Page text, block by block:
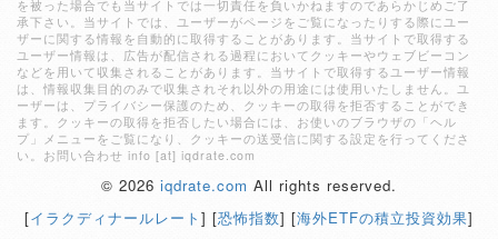
を被った場合でも当サイトでは一切責任を負いかねますのであらかじめご了
承下さい。当サイトでは、ユーザーがページをご覧になったりする際にユー
ザーに関する情報を自動的に取得することがあります。当サイトで取得する
ユーザー情報は、広告が配信される過程においてクッキーやウェブビーコン
などを用いて収集されることがあります。当サイトで取得するユーザー情報
は、情報収集目的のみで収集されそれ以外の用途には使用いたしません。ユ
ーザーは、プライバシー保護のため、クッキーの取得を拒否することができ
ます。クッキーの取得を拒否したい場合には、お使いのブラウザの「ヘル
プ」メニューをご覧になり、クッキーの送受信に関する設定を行ってくださ
い。お問い合わせ info [at] iqdrate.com
© 2026 iqdrate.com All rights reserved.
[イラクディナールレート ] [恐怖指数] [海外ETFの積立投資効果]